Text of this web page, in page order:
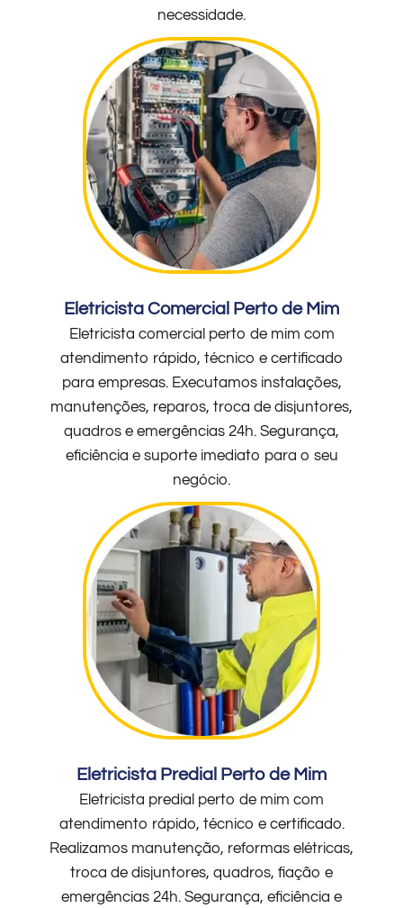
necessidade.
Eletricista Comercial Perto de Mim
Eletricista comercial perto de mim com
atendimento rápido, técnico e certificado
para empresas. Executamos instalações,
manutenções, reparos, troca de disjuntores,
quadros e emergências 24h. Segurança,
eficiência e suporte imediato para o seu
negócio.
Eletricista Predial Perto de Mim
Eletricista predial perto de mim com
atendimento rápido, técnico e certificado.
Realizamos manutenção, reformas elétricas,
troca de disjuntores, quadros, fiação e
emergências 24h. Segurança, eficiência e